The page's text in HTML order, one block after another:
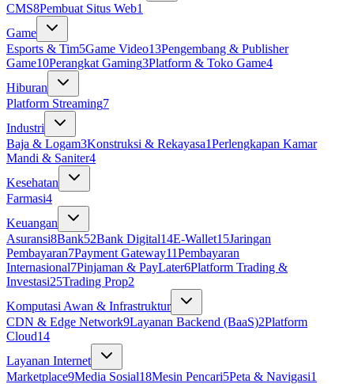
CMS8Pembuat Situs Web1
Game
Esports & Tim5Game Video13Pengembang & Publisher
Game10Perangkat Gaming3Platform & Toko Game4
Hiburan
Platform Streaming7
Industri
Baja & Logam3Konstruksi & Rekayasa1Perlengkapan Kamar
Mandi & Saniter4
Kesehatan
Farmasi4
Keuangan
Asuransi8Bank52Bank Digital14E-Wallet15Jaringan
Pembayaran7Payment Gateway11Pembayaran
Internasional7Pinjaman & PayLater6Platform Trading &
Investasi25Trading Prop2
Komputasi Awan & Infrastruktur
CDN & Edge Network9Layanan Backend (BaaS)2Platform
Cloud14
Layanan Internet
Marketplace9Media Sosial18Mesin Pencari5Peta & Navigasi1